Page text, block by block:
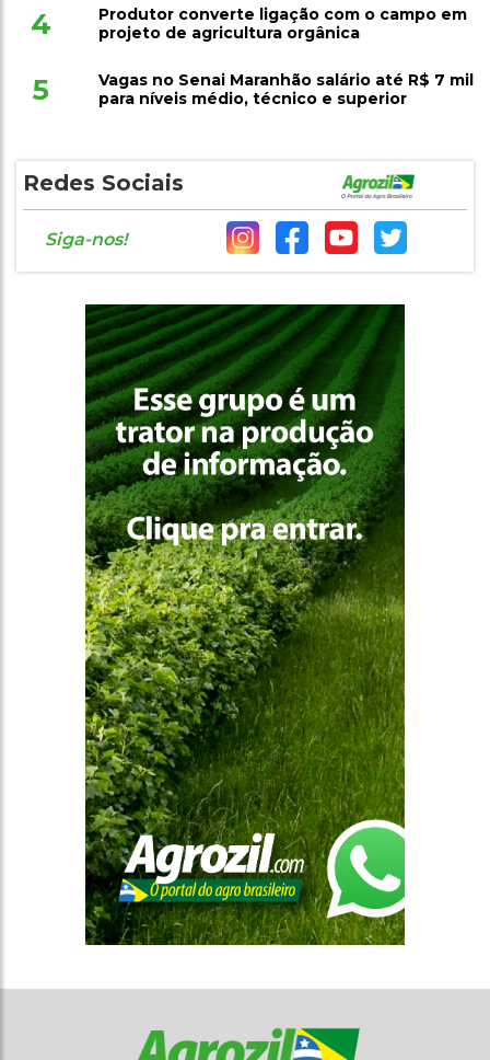
4
Produtor converte ligação com o campo em
projeto de agricultura orgânica
5
Vagas no Senai Maranhão salário até R$ 7 mil
para níveis médio, técnico e superior
Redes Sociais
Siga-nos!